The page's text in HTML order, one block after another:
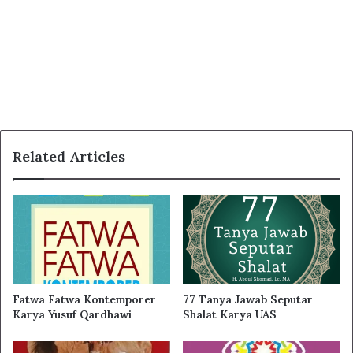
Related Articles
Fatwa Fatwa Kontemporer
Karya Yusuf Qardhawi
77 Tanya Jawab Seputar
Shalat Karya UAS